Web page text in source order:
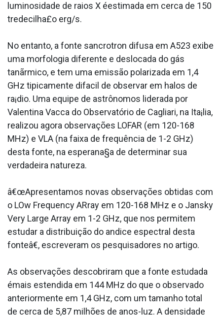
luminosidade de raios X éestimada em cerca de 150
tredecilha£o erg/s.
No entanto, a fonte sa­ncrotron difusa em A523 exibe
uma morfologia diferente e deslocada do gás
tanãrmico, e tem uma emissão polarizada em 1,4
GHz tipicamente difa­cil de observar em halos de
ra¡dio. Uma equipe de astrônomos liderada por
Valentina Vacca do Observatório de Cagliari, na Ita¡lia,
realizou agora observações LOFAR (em 120-168
MHz) e VLA (na faixa de frequência de 1-2 GHz)
desta fonte, na esperana§a de determinar sua
verdadeira natureza.
â€œApresentamos novas observações obtidas com
o LOw Frequency ARray em 120-168 MHz e o Jansky
Very Large Array em 1-2 GHz, que nos permitem
estudar a distribuição do a­ndice espectral desta
fonteâ€, escreveram os pesquisadores no artigo.
As observações descobriram que a fonte estudada
émais estendida em 144 MHz do que o observado
anteriormente em 1,4 GHz, com um tamanho total
de cerca de 5,87 milhões de anos-luz. A densidade